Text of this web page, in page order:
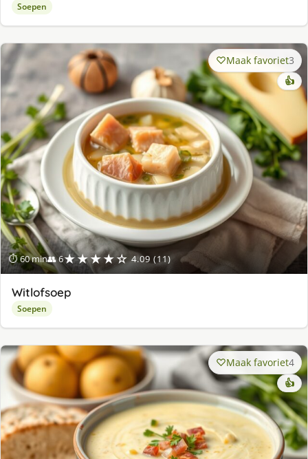
Soepen
⏱ 60 min👥 6★★★★☆ 4.09 (11)
Maak favoriet3
👍
Witlofsoep
Soepen
Maak favoriet4
👍